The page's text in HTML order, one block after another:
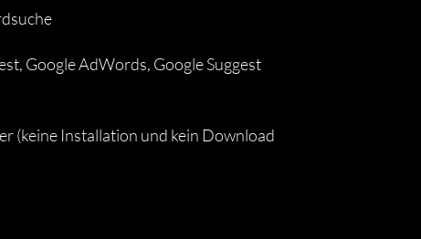
Google AdWords, Google Suggest
(keine Installation und kein Download